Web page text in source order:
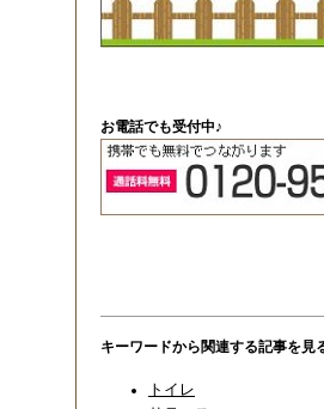
お電話でも受付中♪
キーワードから関連する記事を見
トイレ